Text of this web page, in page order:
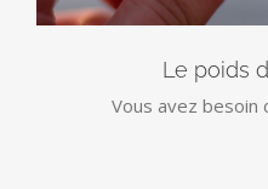
Le poids
Vous avez besoin